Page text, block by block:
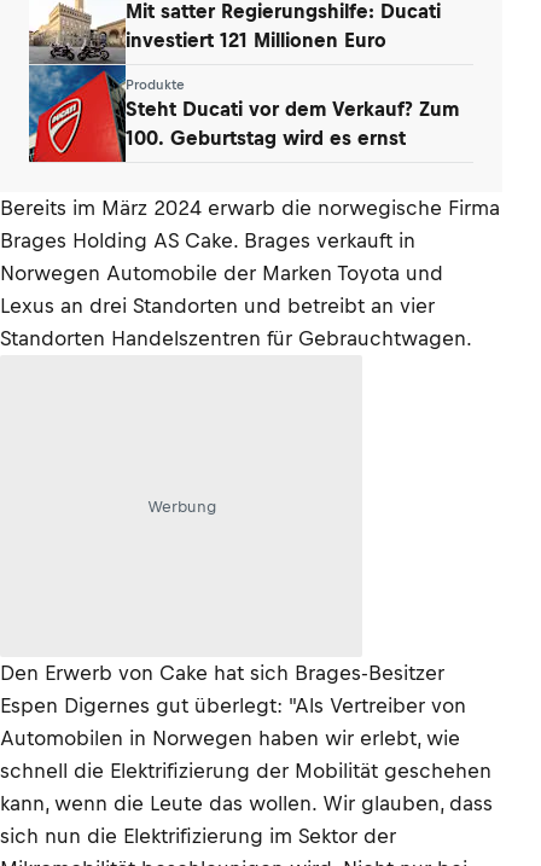
Mit satter Regierungshilfe: Ducati
investiert 121 Millionen Euro
Produkte
Steht Ducati vor dem Verkauf? Zum
100. Geburtstag wird es ernst
Bereits im März 2024 erwarb die norwegische Firma
Brages Holding AS Cake. Brages verkauft in
Norwegen Automobile der Marken Toyota und
Lexus an drei Standorten und betreibt an vier
Standorten Handelszentren für Gebrauchtwagen.
Werbung
Den Erwerb von Cake hat sich Brages-Besitzer
Espen Digernes gut überlegt: "Als Vertreiber von
Automobilen in Norwegen haben wir erlebt, wie
schnell die Elektrifizierung der Mobilität geschehen
kann, wenn die Leute das wollen. Wir glauben, dass
sich nun die Elektrifizierung im Sektor der